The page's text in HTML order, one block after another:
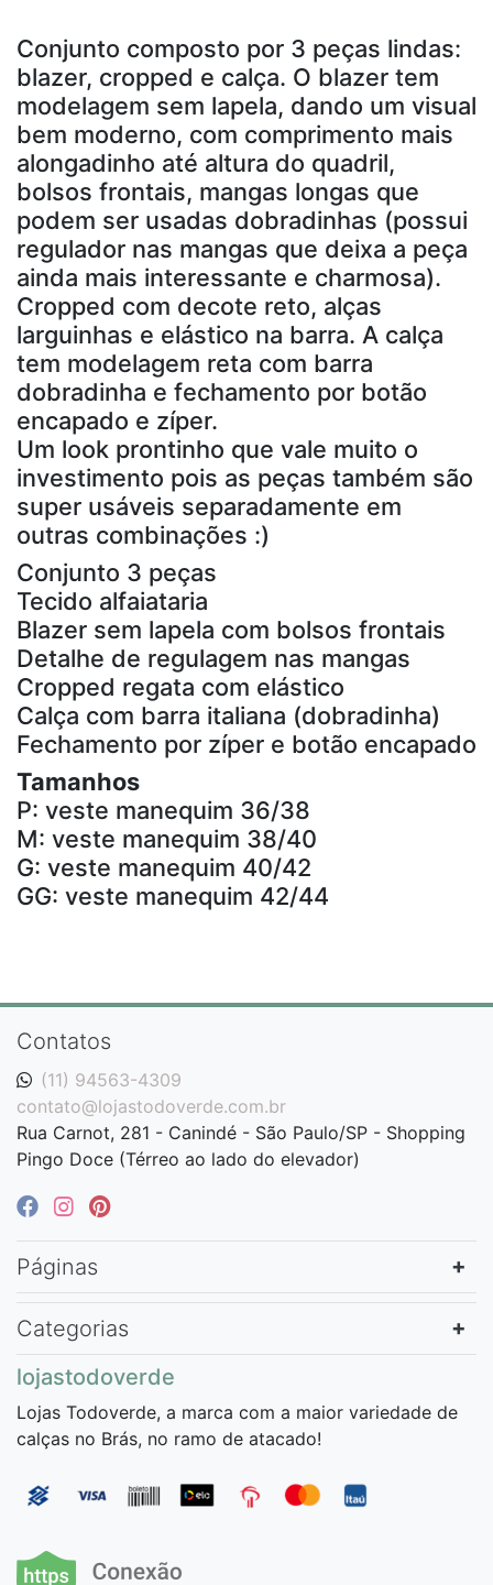
Conjunto composto por 3 peças lindas:
blazer, cropped e calça. O blazer tem
modelagem sem lapela, dando um visual
bem moderno, com comprimento mais
alongadinho até altura do quadril,
bolsos frontais, mangas longas que
podem ser usadas dobradinhas (possui
regulador nas mangas que deixa a peça
ainda mais interessante e charmosa).
Cropped com decote reto, alças
larguinhas e elástico na barra. A calça
tem modelagem reta com barra
dobradinha e fechamento por botão
encapado e zíper.
Um look prontinho que vale muito o
investimento pois as peças também são
super usáveis separadamente em
outras combinações :)
Conjunto 3 peças
Tecido alfaiataria
Blazer sem lapela com bolsos frontais
Detalhe de regulagem nas mangas
Cropped regata com elástico
Calça com barra italiana (dobradinha)
Fechamento por zíper e botão encapado
Tamanhos
P: veste manequim 36/38
M: veste manequim 38/40
G: veste manequim 40/42
GG: veste manequim 42/44
Contatos
(11) 94563-4309
contato@lojastodoverde.com.br
Rua Carnot, 281 - Canindé - São Paulo/SP - Shopping
Pingo Doce (Térreo ao lado do elevador)
Páginas
Categorias
lojastodoverde
Lojas Todoverde, a marca com a maior variedade de
calças no Brás, no ramo de atacado!